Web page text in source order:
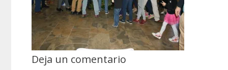
Deja un comentario